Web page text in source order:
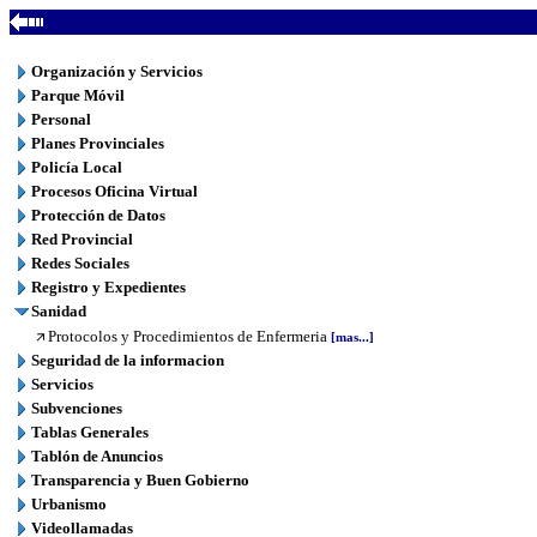
Organización y Servicios
Parque Móvil
Personal
Planes Provinciales
Policía Local
Procesos Oficina Virtual
Protección de Datos
Red Provincial
Redes Sociales
Registro y Expedientes
Sanidad
Protocolos y Procedimientos de Enfermeria [mas...]
Seguridad de la informacion
Servicios
Subvenciones
Tablas Generales
Tablón de Anuncios
Transparencia y Buen Gobierno
Urbanismo
Videollamadas